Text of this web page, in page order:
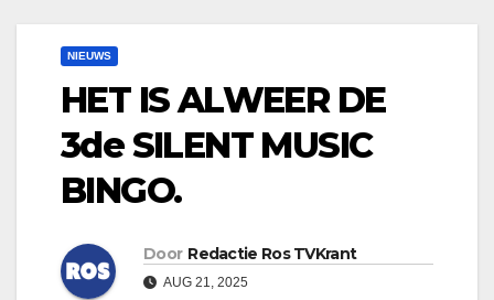
NIEUWS
HET IS ALWEER DE
3de SILENT MUSIC
BINGO.
Door Redactie Ros TVKrant
AUG 21, 2025